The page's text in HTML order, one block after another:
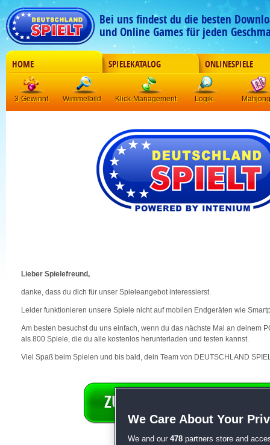
Bei uns findest du die besten
und Online Games für jeden
HOME SPIELEKATALOG ONLINESPIELE
3-Gewinnt Wimmelbild Klick-Management Logik Mahjong
Lieber Spielefreund,
danke, dass du dich für unser Spieleangebot interessierst.
Leider funktionieren unsere Spiele nicht auf mobilen Endgeräten wie
Am besten besuchst du uns einfach, wenn du das nächste Mal an deinem
als 800 Spiele, die du alle kostenlos herunterladen und testen kannst.
Viel Spaß beim Spielen und bis bald, dein Team von DEUTSCHLAND
We Care About Your
We and our 478 partners store and